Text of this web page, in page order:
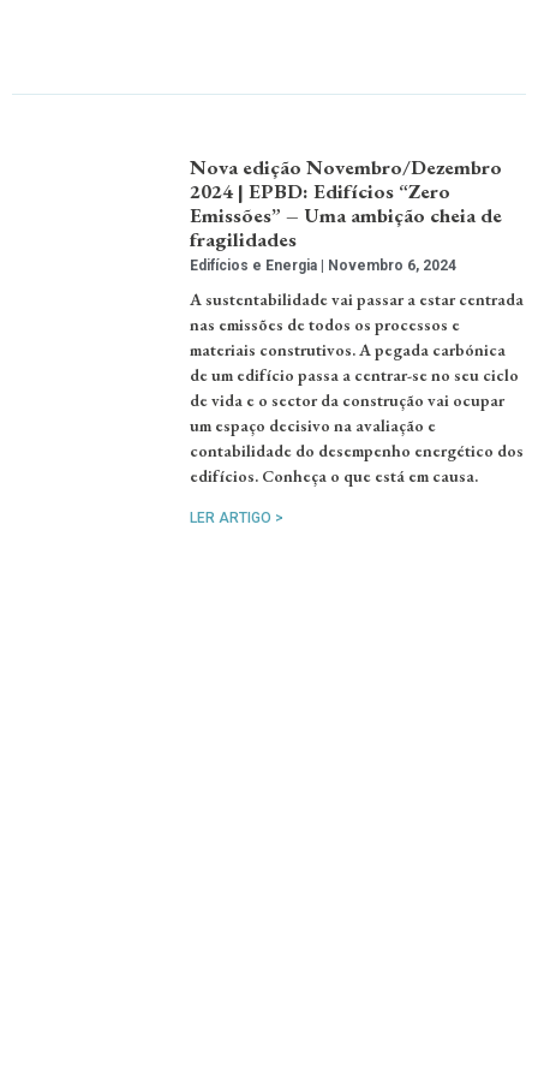
Nova edição Novembro/Dezembro
2024 | EPBD: Edifícios “Zero
Emissões” – Uma ambição cheia de
fragilidades
Edifícios e Energia Novembro 6, 2024
A sustentabilidade vai passar a estar centrada
nas emissões de todos os processos e
materiais construtivos. A pegada carbónica
de um edifício passa a centrar-se no seu ciclo
de vida e o sector da construção vai ocupar
um espaço decisivo na avaliação e
contabilidade do desempenho energético dos
edifícios. Conheça o que está em causa.
LER ARTIGO >